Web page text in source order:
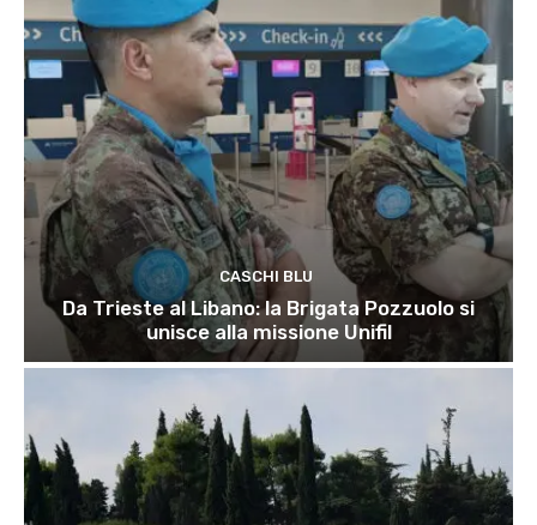
CASCHI BLU
Da Trieste al Libano: la Brigata Pozzuolo si
unisce alla missione Unifil